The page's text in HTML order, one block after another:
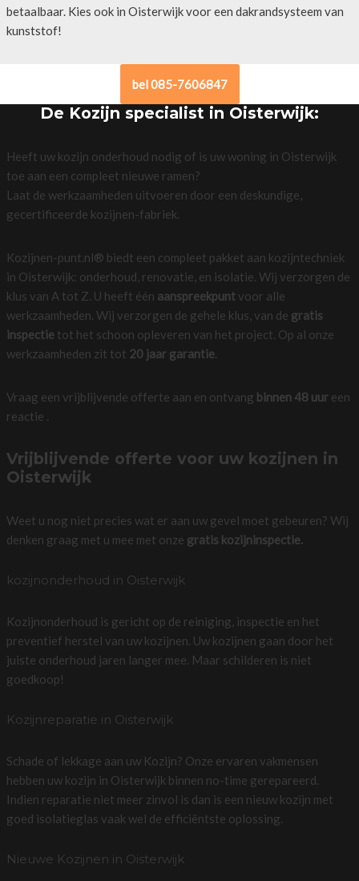
betaalbaar. Kies ook in Oisterwijk voor een dakrandsysteem van
kunststof!
bel 085-7606847
De Kozijn specialist in Oisterwijk:
Heeft uw kozijn onderhoud nodig of is uw woning in Oisterwijk
toe aan een compleet nieuwe ramen?
Laat de werkzaamheden uitvoeren door een deskundige,
gecertificeerde kozijnen-fabriek.
Kozijnen-punt.nl® biedt een compleet pakket aan kozijntechniek
in Oisterwijk: onderhoud, renovatie, en isolatie. Wij verzorgen de
klus van A tot Z. U heeft één aanspreekpuntvoor alle
werkzaamheden. Wij verzorgen de gehele klus, van de gratis
inspectietot het schoon opleveren van het project. Op al onze
werkzaamheden zit tot 20 jaar garantie.
Vraag een vrijblijvende offerte aan en ontvang binnen 48 uureen
reactie .
Vrijblijvende offerte voor uw kozijnen in
Oisterwijk
Weet u nog niet precies wat er aan uw gevel moet gebeuren? Wij
denken graag met u mee met onze gratis kozijninspectie.
kozijnonderhoud in Oisterwijk
Kozijnonderhoud is gericht op de reiniging, inspectie en het
preventief herstel van uw kozijnen. Uw kozijnen gaan door het
juiste onderhoud jaren langer mee. Maar schilderen is niet
goedkoop!
Kozijnreparatie in Oisterwijk
Schade of lekkage aan uw Kozijn? Onze ervaren vakmensen
hebben uw kozijn in Oisterwijk binnen no-time gerepareerd.
Indien reparatie niet meer zinvol is dan is een nieuw kozijn met
goed isolatieglas vaak wel de efficiëntste oplossing.
Nieuwe Kozijnen in Oisterwijk